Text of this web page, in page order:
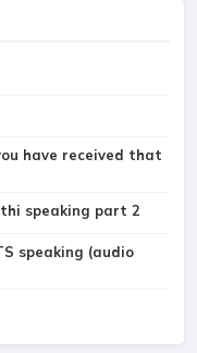
have received that
speaking part 2
speaking (audio